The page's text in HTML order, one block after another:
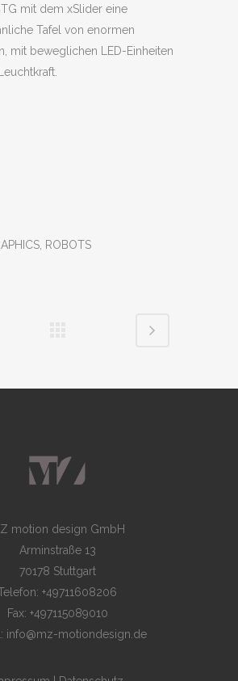
mit dem xSlider eine
Tafel von enormen
mit beweglichen LED-Einheiten
ROBOTS
motion design GmbH
Arminstraße 13
70178 Stuttgart
+49711608206
Fax: +497115089010
info@mz-motiondesign.de